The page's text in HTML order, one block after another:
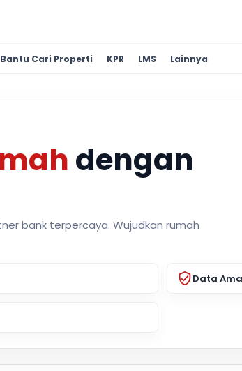
Bantu Cari Properti KPR LMS Lainnya
dengan
bank terpercaya. Wujudkan rumah
Data